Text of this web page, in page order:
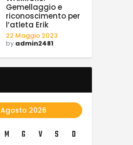
Gemellaggio e
riconoscimento per
l’atleta Erik
22 Maggio 2023
by admin2481
Agosto 2026
M G V S D